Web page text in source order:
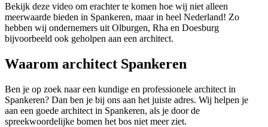
Bekijk deze video om erachter te komen hoe wij niet alleen
meerwaarde bieden in Spankeren, maar in heel Nederland! Zo
hebben wij ondernemers uit Olburgen, Rha en Doesburg
bijvoorbeeld ook geholpen aan een architect.
Waarom architect Spankeren
Ben je op zoek naar een kundige en professionele architect in
Spankeren? Dan ben je bij ons aan het juiste adres. Wij helpen je
aan een goede architect in Spankeren, als je door de
spreekwoordelijke bomen het bos niet meer ziet.